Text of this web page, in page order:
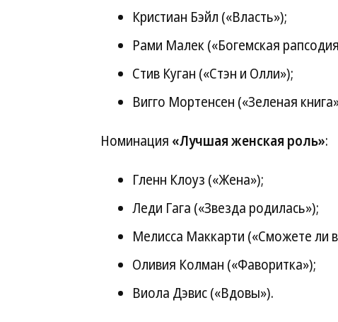
Кристиан Бэйл («Власть»);
Рами Малек («Богемская
Стив Куган («Стэн и Олли»);
Вигго Мортенсен («Зеленая
Номинация «Лучшая женская роль»:
Гленн Клоуз («Жена»);
Леди Гага («Звезда родилась»);
Мелисса Маккарти («Сможете ли
Оливия Колман («Фаворитка»);
Виола Дэвис («Вдовы»).